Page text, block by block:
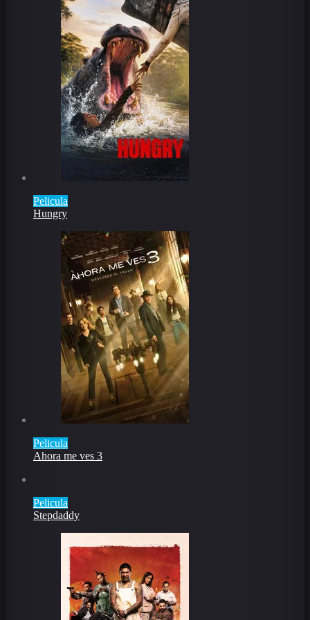
Pelicula
Hungry
Pelicula
Ahora me ves 3
Pelicula
Stepdaddy